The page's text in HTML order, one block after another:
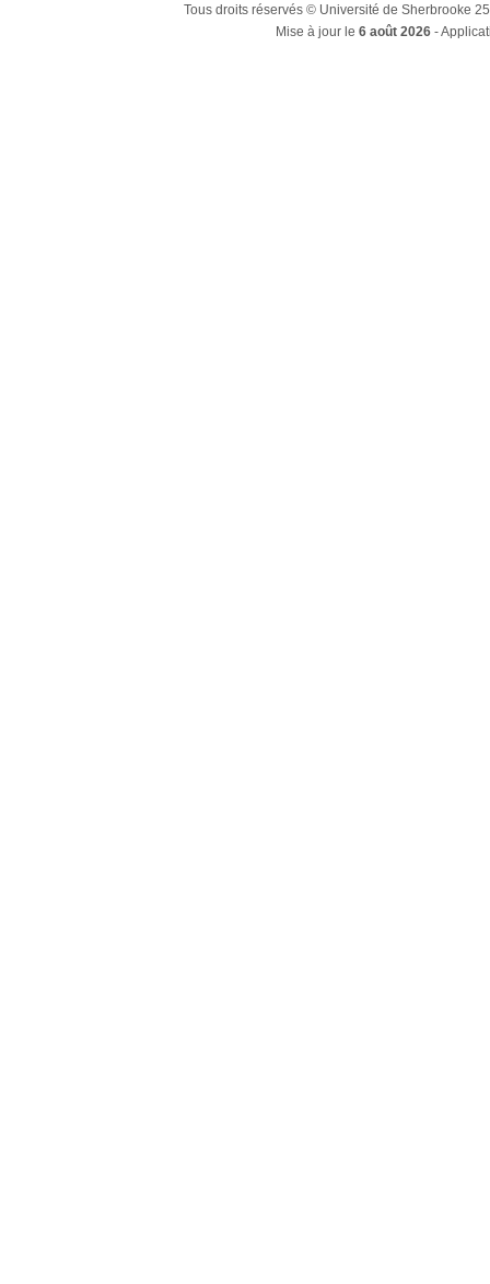
Tous droits réservés © Université de Sherbrooke
Mise à jour le 6 août 2026 -